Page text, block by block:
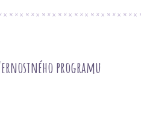
programu